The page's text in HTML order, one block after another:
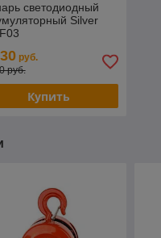
светодиодный
Silver
руб.
руб.
Купить